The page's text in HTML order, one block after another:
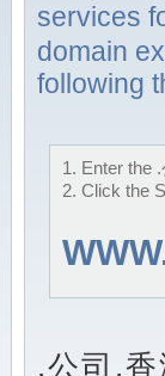
services
domain
following
1. Enter the
2. Click the
.公司.